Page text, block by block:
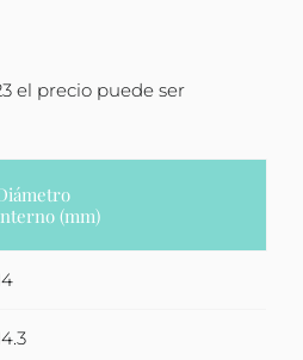
el precio puede ser
(mm)